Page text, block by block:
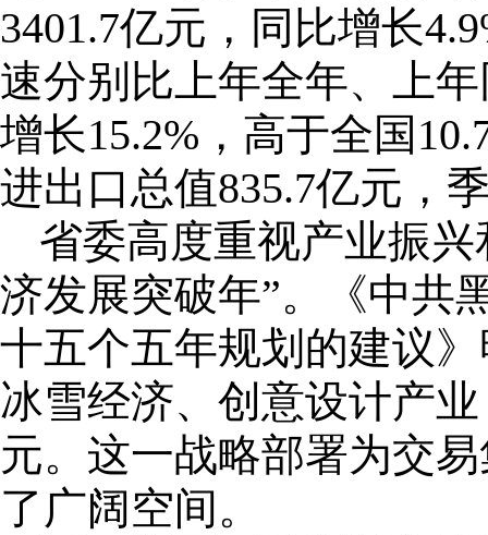
3401.7亿元，同比增长
速分别比上年全年、上
增长15.2%，高于全国
进出口总值835.7亿元，
省委高度重视产业振
济发展突破年”。《中共
十五个五年规划的建议
冰雪经济、创意设计产
元。这一战略部署为交
了广阔空间。